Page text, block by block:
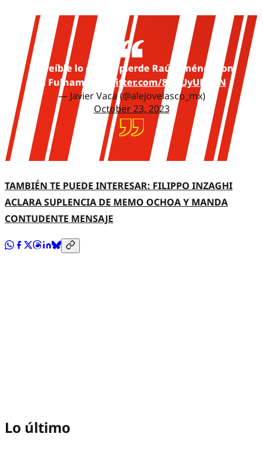
Increíble lo que se pierde Raúl Jiménez con
el Fulham
pic.twitter.com/88NUyUFmrN
— Javier Vaca (@alejovelasco_mx)
October 23, 2023
TAMBIÉN TE PUEDE INTERESAR: FILIPPO INZAGHI
ACLARA SUPLENCIA DE MEMO OCHOA Y MANDA
CONTUDENTE MENSAJE
Lo último